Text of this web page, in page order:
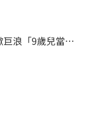
浪「9歲兒當場